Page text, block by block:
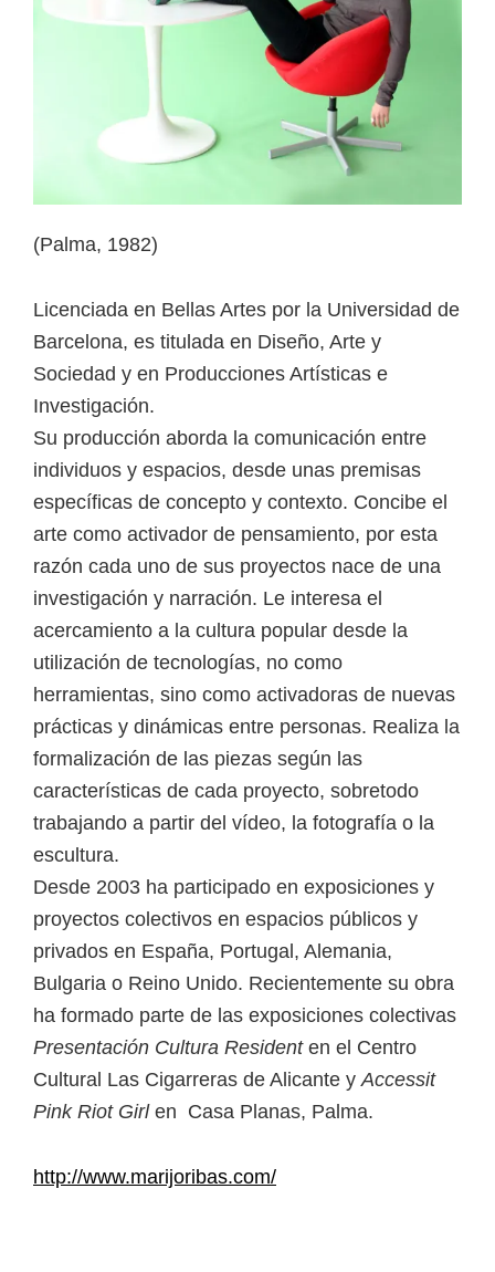
(Palma, 1982)
Licenciada en Bellas Artes por la Universidad de
Barcelona, es titulada en Diseño, Arte y
Sociedad y en Producciones Artísticas e
Investigación.
Su producción aborda la comunicación entre
individuos y espacios, desde unas premisas
específicas de concepto y contexto. Concibe el
arte como activador de pensamiento, por esta
razón cada uno de sus proyectos nace de una
investigación y narración. Le interesa el
acercamiento a la cultura popular desde la
utilización de tecnologías, no como
herramientas, sino como activadoras de nuevas
prácticas y dinámicas entre personas. Realiza la
formalización de las piezas según las
características de cada proyecto, sobretodo
trabajando a partir del vídeo, la fotografía o la
escultura.
Desde 2003 ha participado en exposiciones y
proyectos colectivos en espacios públicos y
privados en España, Portugal, Alemania,
Bulgaria o Reino Unido. Recientemente su obra
ha formado parte de las exposiciones colectivas
Presentación Cultura Residenten el Centro
Cultural Las Cigarreras de Alicante yAccessit
Pink Riot Girlen Casa Planas, Palma.
http://www.marijoribas.com/